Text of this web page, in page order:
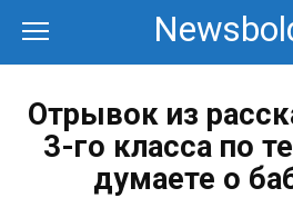
контенту
Отрывок из
3-го класса по
думаете о